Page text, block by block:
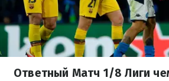
Ответный Матч 1/8 Лиги